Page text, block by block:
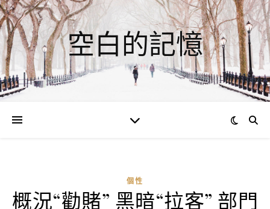
空白的記憶
個性
概況“勸賭” 黑暗“拉客” 部門